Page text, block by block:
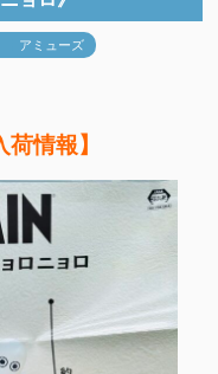
アミューズ
情報】